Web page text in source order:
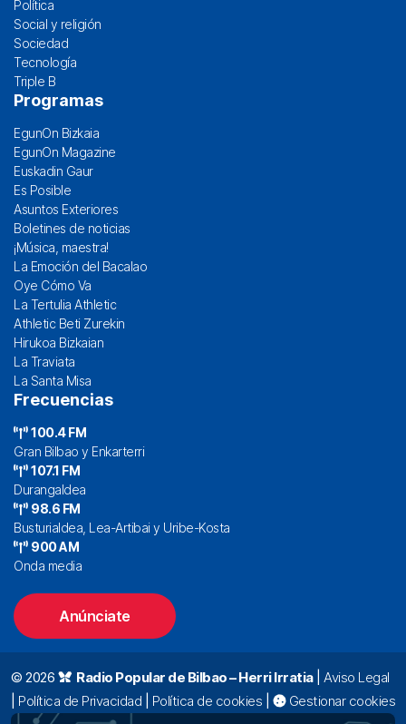
Política
Social y religión
Sociedad
Tecnología
Triple B
Programas
EgunOn Bizkaia
EgunOn Magazine
Euskadin Gaur
Es Posible
Asuntos Exteriores
Boletines de noticias
¡Música, maestra!
La Emoción del Bacalao
Oye Cómo Va
La Tertulia Athletic
Athletic Beti Zurekin
Hirukoa Bizkaian
La Traviata
La Santa Misa
Frecuencias
100.4 FM
Gran Bilbao y Enkarterri
107.1 FM
Durangaldea
98.6 FM
Busturialdea, Lea-Artibai y Uribe-Kosta
900 AM
Onda media
Anúnciate
© 2026 Radio Popular de Bilbao – Herri Irratia| Aviso Legal
Política de Privacidad Política de cookies
Gestionar cookies